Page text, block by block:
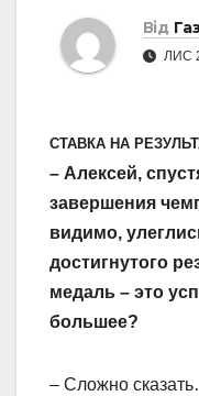
Від
ЛИС
СТАВКА НА
– Алексей,
завершения
видимо,
достигнутого
медаль – это
большее?
– Сложно